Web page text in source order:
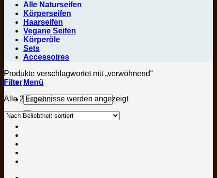
Menü
Suchen
nach:
Alle Naturseifen
Körperseifen
Haarseifen
Vegane Seifen
Körperöle
Sets
Accessoires
Produkte verschlagwortet mit „verwöhnend“
Filter
Alle 2 Ergebnisse werden angezeigtNach